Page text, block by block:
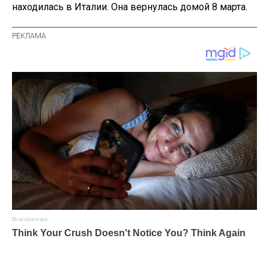
находилась в Италии. Она вернулась домой 8 марта.